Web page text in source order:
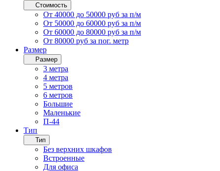
Стоимость
От 40000 до 50000 руб за п/м
От 50000 до 60000 руб за п/м
От 60000 до 80000 руб за п/м
От 80000 руб за пог. метр
Размер
Размер
3 метра
4 метра
5 метров
6 метров
Большие
Маленькие
П-44
Тип
Тип
Без верхних шкафов
Встроенные
Для офиса